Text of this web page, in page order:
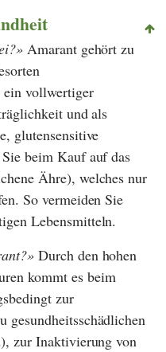
Amarant gehört zu
ein vollwertiger
und als
glutensensitive
beim Kauf auf das
Ähre), welches nur
So vermeiden Sie
Lebensmitteln.
Durch den hohen
kommt es beim
zur
gesundheitsschädlichen
zur Inaktivierung von